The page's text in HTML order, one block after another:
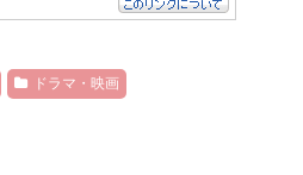
ドラマ・映画